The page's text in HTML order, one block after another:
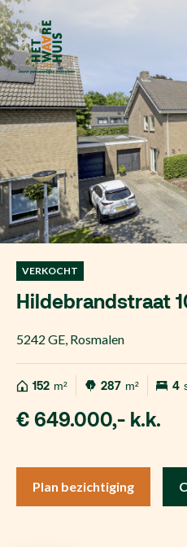
VERKOCHT
Hildebrandstraat
5242 GE, Rosmalen
152 m² 287 m² 4
€ 649.000,- k.k.
Plan bezichtiging